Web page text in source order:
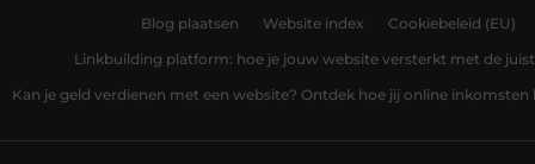
Blog plaatsen Website index Cookiebeleid (EU)
Linkbuilding platform: hoe je jouw website versterkt met de
Kan je geld verdienen met een website? Ontdek hoe jij online